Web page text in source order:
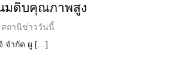
มดิบคุณภาพสูง
สถานีข่าววันนี้
จำกัด ผู […]